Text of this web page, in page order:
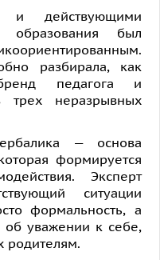
и действующими
образования был
разбирала, как
педагога и
трех неразрывных
— основа
формируется
Эксперт
ситуации
формальность, а
об уважении к себе,
родителям.